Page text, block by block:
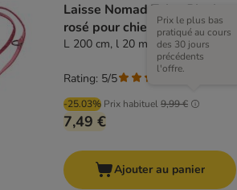
Laisse Nomad Tales Blush,
rosé pour chien
L 200 cm, l 20 mm
-25.03% Prix habituel9,99 €
Prix le plus bas
pratiqué au cours
des 30 jours
précédents
l'offre.
7,49 €
Rating: 5/5
Ajouter au panier